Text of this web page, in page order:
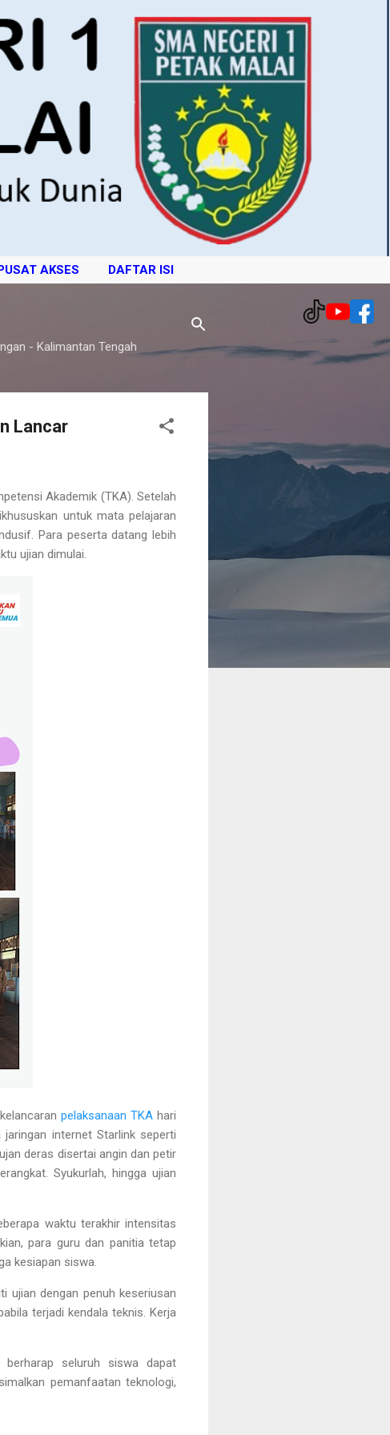
AKSES DAFTAR ISI
- Kalimantan Tengah
Lancar
Akademik (TKA). Setelah
untuk mata pelajaran
Para peserta datang lebih
ujian dimulai.
pelaksanaan TKAhari
internet Starlink seperti
deras disertai angin dan petir
Syukurlah, hingga ujian
waktu terakhir intensitas
para guru dan panitia tetap
kesiapan siswa.
ujian dengan penuh keseriusan
terjadi kendala teknis. Kerja
seluruh siswa dapat
pemanfaatan teknologi,